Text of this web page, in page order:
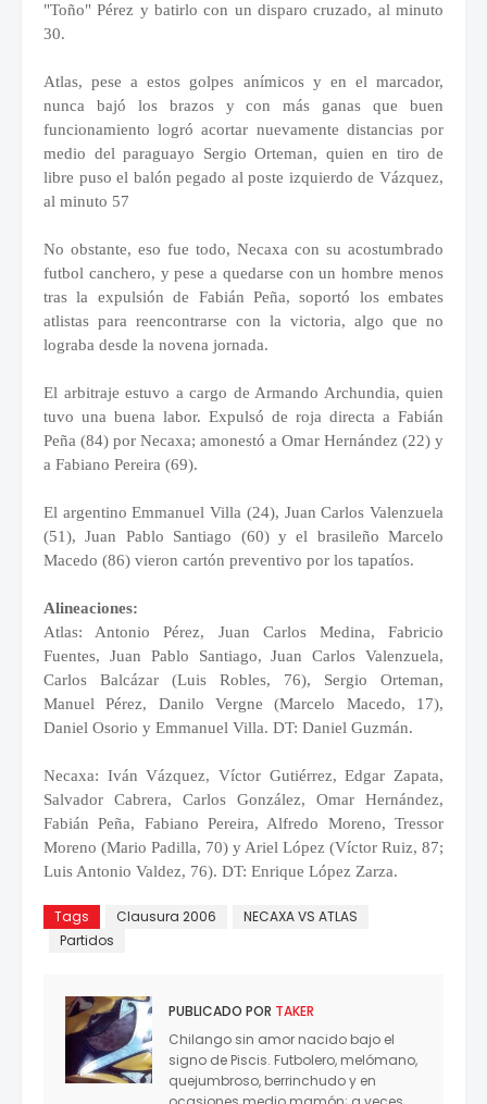
"Toño" Pérez y batirlo con un disparo cruzado, al minuto
30.
Atlas, pese a estos golpes anímicos y en el marcador,
nunca bajó los brazos y con más ganas que buen
funcionamiento logró acortar nuevamente distancias por
medio del paraguayo Sergio Orteman, quien en tiro de
libre puso el balón pegado al poste izquierdo de Vázquez,
al minuto 57
No obstante, eso fue todo, Necaxa con su acostumbrado
futbol canchero, y pese a quedarse con un hombre menos
tras la expulsión de Fabián Peña, soportó los embates
atlistas para reencontrarse con la victoria, algo que no
lograba desde la novena jornada.
El arbitraje estuvo a cargo de Armando Archundia, quien
tuvo una buena labor. Expulsó de roja directa a Fabián
Peña (84) por Necaxa; amonestó a Omar Hernández (22) y
a Fabiano Pereira (69).
El argentino Emmanuel Villa (24), Juan Carlos Valenzuela
(51), Juan Pablo Santiago (60) y el brasileño Marcelo
Macedo (86) vieron cartón preventivo por los tapatíos.
Alineaciones:
Atlas: Antonio Pérez, Juan Carlos Medina, Fabricio
Fuentes, Juan Pablo Santiago, Juan Carlos Valenzuela,
Carlos Balcázar (Luis Robles, 76), Sergio Orteman,
Manuel Pérez, Danilo Vergne (Marcelo Macedo, 17),
Daniel Osorio y Emmanuel Villa. DT: Daniel Guzmán.
Necaxa: Iván Vázquez, Víctor Gutiérrez, Edgar Zapata,
Salvador Cabrera, Carlos González, Omar Hernández,
Fabián Peña, Fabiano Pereira, Alfredo Moreno, Tressor
Moreno (Mario Padilla, 70) y Ariel López (Víctor Ruiz, 87;
Luis Antonio Valdez, 76). DT: Enrique López Zarza.
Tags Clausura 2006
NECAXA VS ATLAS
Partidos
PUBLICADO POR TAKER
Chilango sin amor nacido bajo el
signo de Piscis. Futbolero, melómano,
quejumbroso, berrinchudo y en